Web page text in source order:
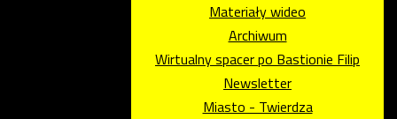
Materiały wideo
Archiwum
Wirtualny spacer po Bastionie Filip
Newsletter
Miasto - Twierdza